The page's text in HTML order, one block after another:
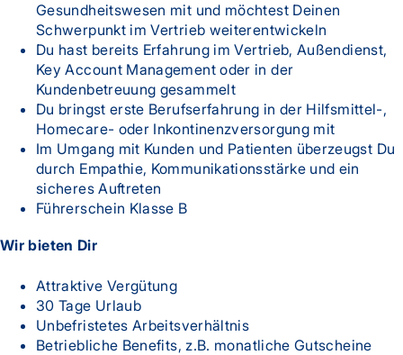
Gesundheitswesen mit und möchtest Deinen
Schwerpunkt im Vertrieb weiterentwickeln
Du hast bereits Erfahrung im Vertrieb, Außendienst,
Key Account Management oder in der
Kundenbetreuung gesammelt
Du bringst erste Berufserfahrung in der Hilfsmittel-,
Homecare- oder Inkontinenzversorgung mit
Im Umgang mit Kunden und Patienten überzeugst Du
durch Empathie, Kommunikationsstärke und ein
sicheres Auftreten
Führerschein Klasse B
Wir bieten Dir
Attraktive Vergütung
30 Tage Urlaub
Unbefristetes Arbeitsverhältnis
Betriebliche Benefits, z.B. monatliche Gutscheine